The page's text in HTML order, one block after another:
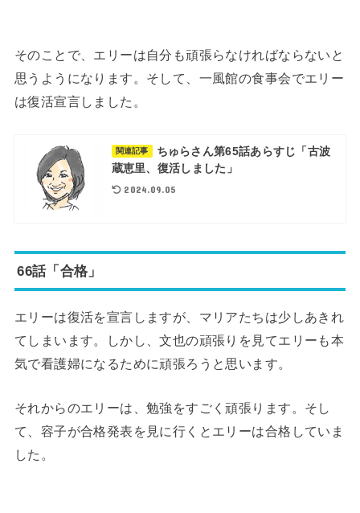
そのことで、エリーは自分も頑張らなければならないと
思うようになります。そして、一風館の食事会でエリー
は復活宣言しました。
関連記事
ちゅらさん第65話あらすじ「古波
蔵恵里、復活しました」
2024.09.05
66話「合格」
エリーは復活を宣言しますが、マリアたちは少しあきれ
てしまいます。しかし、文也の頑張りを見てエリーも本
気で看護婦になるために頑張ろうと思います。
それからのエリーは、勉強をすごく頑張ります。そし
て、容子が合格発表を見に行くとエリーは合格していま
した。